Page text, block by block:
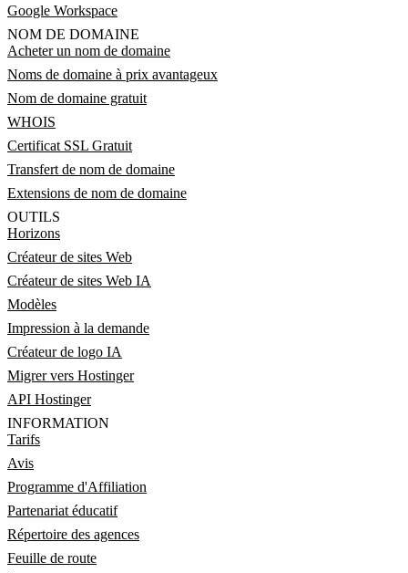
Google Workspace
NOM DE DOMAINE
Acheter un nom de domaine
Noms de domaine à prix avantageux
Nom de domaine gratuit
WHOIS
Certificat SSL Gratuit
Transfert de nom de domaine
Extensions de nom de domaine
OUTILS
Horizons
Créateur de sites Web
Créateur de sites Web IA
Modèles
Impression à la demande
Créateur de logo IA
Migrer vers Hostinger
API Hostinger
INFORMATION
Tarifs
Avis
Programme d'Affiliation
Partenariat éducatif
Répertoire des agences
Feuille de route